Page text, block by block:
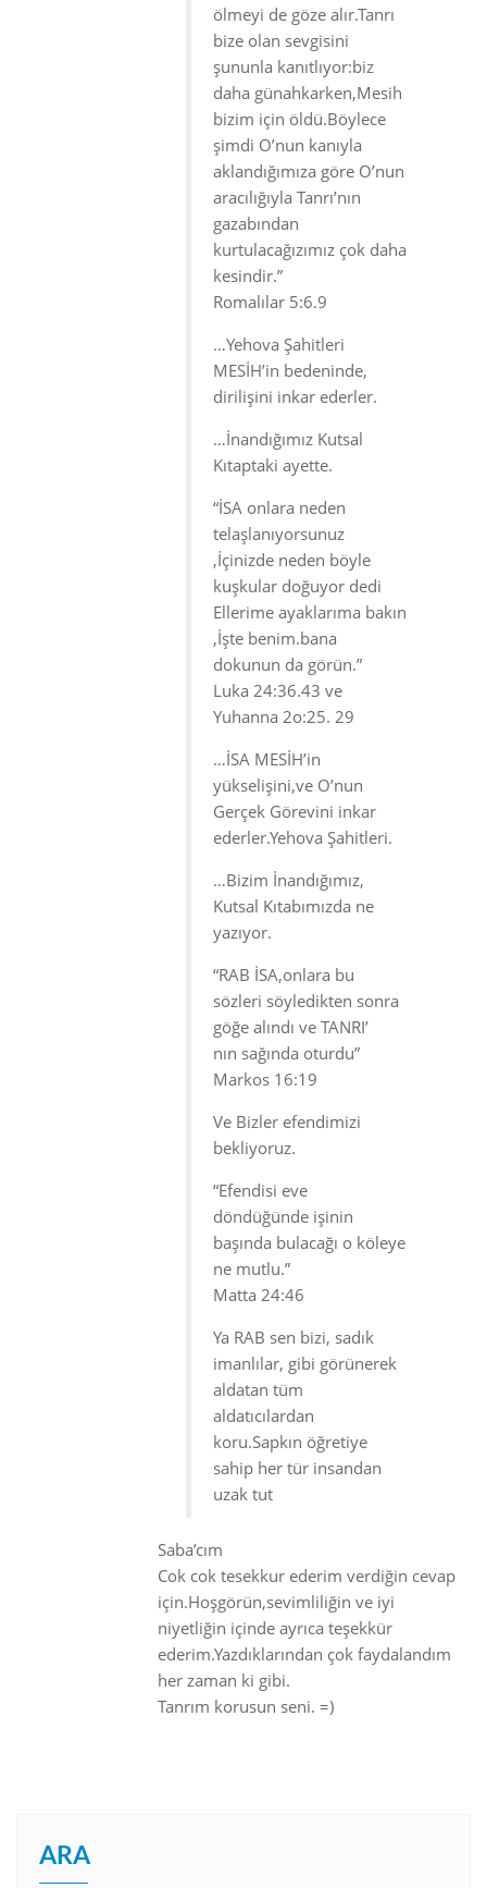
ölmeyi de göze alır.Tanrı
bize olan sevgisini
şununla kanıtlıyor:biz
daha günahkarken,Mesih
bizim için öldü.Böylece
şimdi O’nun kanıyla
aklandığımıza göre O’nun
aracılığıyla Tanrı’nın
gazabından
kurtulacağızımız çok daha
kesindir.”
Romalılar 5:6.9
…Yehova Şahitleri
MESİH’in bedeninde,
dirilişini inkar ederler.
…İnandığımız Kutsal
Kıtaptaki ayette.
“İSA onlara neden
telaşlanıyorsunuz
,İçinizde neden böyle
kuşkular doğuyor dedi
Ellerime ayaklarıma bakın
,İşte benim.bana
dokunun da görün.”
Luka 24:36.43 ve
Yuhanna 2o:25. 29
…İSA MESİH’in
yükselişini,ve O’nun
Gerçek Görevini inkar
ederler.Yehova Şahitleri.
…Bizim İnandığımız,
Kutsal Kıtabımızda ne
yazıyor.
“RAB İSA,onlara bu
sözleri söyledikten sonra
göğe alındı ve TANRI’
nın sağında oturdu”
Markos 16:19
Ve Bizler efendimizi
bekliyoruz.
“Efendisi eve
döndüğünde işinin
başında bulacağı o köleye
ne mutlu.”
Matta 24:46
Ya RAB sen bizi, sadık
imanlılar, gibi görünerek
aldatan tüm
aldatıcılardan
koru.Sapkın öğretiye
sahip her tür insandan
uzak tut
Saba’cım
Cok cok tesekkur ederim verdiğin cevap
için.Hoşgörün,sevimliliğin ve iyi
niyetliğin içinde ayrıca teşekkür
ederim.Yazdıklarından çok faydalandım
her zaman ki gibi.
Tanrım korusun seni. =)
ARA